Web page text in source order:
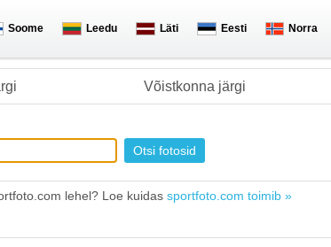
Soome Leedu Läti Eesti Norra
Võistkonna järgi
lehel? Loe kuidas sportfoto.com toimib »